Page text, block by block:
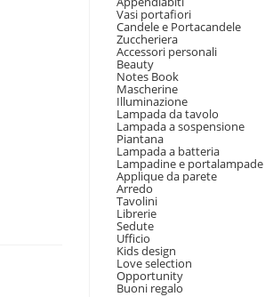
Vasi portafiori
Candele e Portacandele
Zuccheriera
Accessori personali
Beauty
Notes Book
Mascherine
Illuminazione
Lampada da tavolo
Lampada a sospensione
Piantana
Lampada a batteria
Lampadine e portalampade
Applique da parete
Arredo
Tavolini
Librerie
Sedute
Ufficio
Kids design
Love selection
Opportunity
Buoni regalo